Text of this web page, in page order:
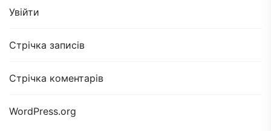
Увійти
Стрічка записів
Стрічка коментарів
WordPress.org